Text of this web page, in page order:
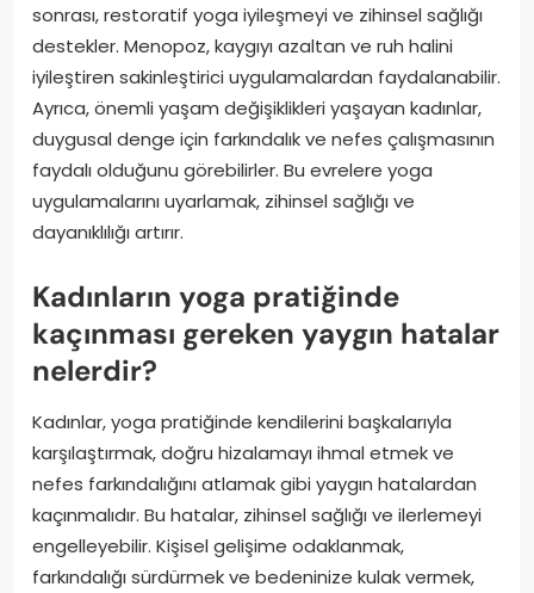
sonrası, restoratif yoga iyileşmeyi ve zihinsel sağlığı
destekler. Menopoz, kaygıyı azaltan ve ruh halini
iyileştiren sakinleştirici uygulamalardan faydalanabilir.
Ayrıca, önemli yaşam değişiklikleri yaşayan kadınlar,
duygusal denge için farkındalık ve nefes çalışmasının
faydalı olduğunu görebilirler. Bu evrelere yoga
uygulamalarını uyarlamak, zihinsel sağlığı ve
dayanıklılığı artırır.
Kadınların yoga pratiğinde
kaçınması gereken yaygın hatalar
nelerdir?
Kadınlar, yoga pratiğinde kendilerini başkalarıyla
karşılaştırmak, doğru hizalamayı ihmal etmek ve
nefes farkındalığını atlamak gibi yaygın hatalardan
kaçınmalıdır. Bu hatalar, zihinsel sağlığı ve ilerlemeyi
engelleyebilir. Kişisel gelişime odaklanmak,
farkındalığı sürdürmek ve bedeninize kulak vermek,